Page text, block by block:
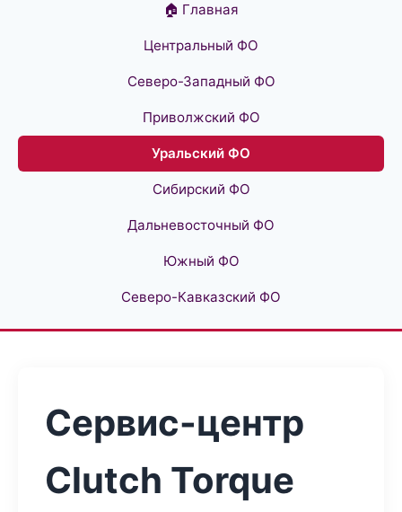
🏠 Главная
Центральный ФО
Северо-Западный ФО
Приволжский ФО
Уральский ФО
Сибирский ФО
Дальневосточный ФО
Южный ФО
Северо-Кавказский ФО
Сервис-центр
Clutch Torque